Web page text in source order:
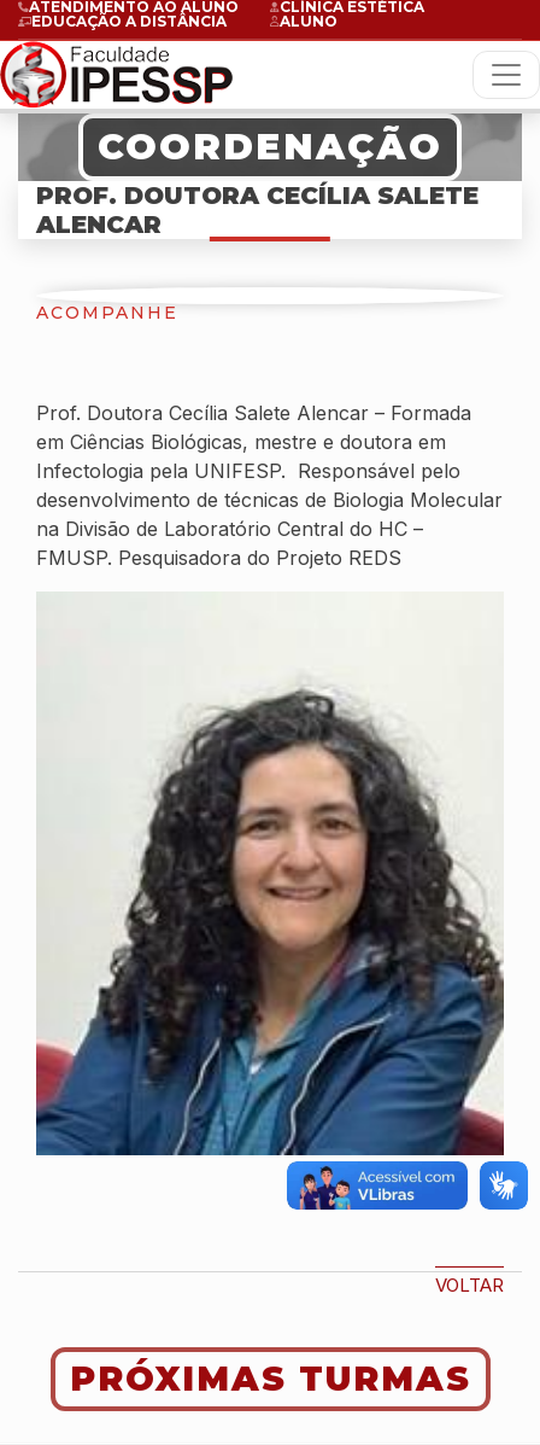
ATENDIMENTO AO ALUNO
CLÍNICA ESTÉTICA
EDUCAÇÃO A DISTÂNCIA
ALUNO
COORDENAÇÃO
PROF. DOUTORA CECÍLIA SALETE
ALENCAR
ACOMPANHE
Prof. Doutora Cecília Salete Alencar – Formada
em Ciências Biológicas, mestre e doutora em
Infectologia pela UNIFESP. Responsável pelo
desenvolvimento de técnicas de Biologia Molecular
na Divisão de Laboratório Central do HC –
FMUSP. Pesquisadora do Projeto REDS
VOLTAR
PRÓXIMAS TURMAS